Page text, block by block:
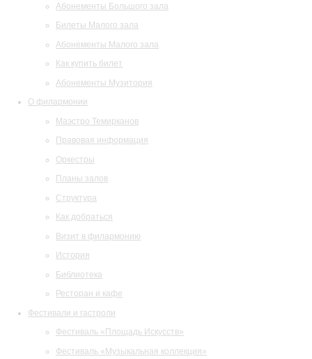
Абонементы Большого зала
Билеты Малого зала
Абонементы Малого зала
Как купить билет
Абонементы Музитория
О филармонии
Маэстро Темирканов
Правовая информация
Оркестры
Планы залов
Структура
Как добраться
Визит в филармонию
История
Библиотека
Ресторан и кафе
Фестивали и гастроли
Фестиваль «Площадь Искусств»
Фестиваль «Музыкальная коллекция»